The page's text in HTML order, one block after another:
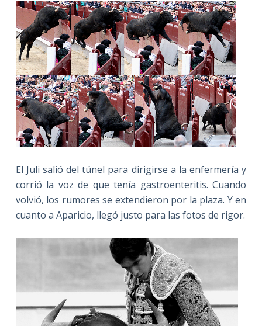
El Juli salió del túnel para dirigirse a la enfermería y
corrió la voz de que tenía gastroenteritis. Cuando
volvió, los rumores se extendieron por la plaza. Y en
cuanto a Aparicio, llegó justo para las fotos de rigor.